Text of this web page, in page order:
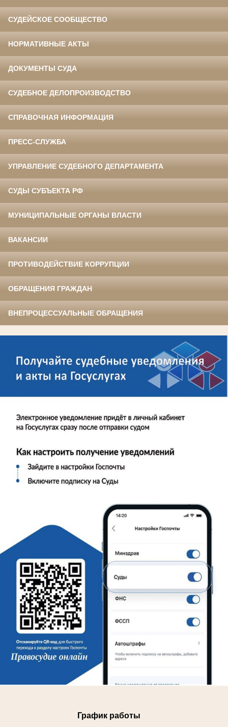
СУДЕЙСКОЕ СООБЩЕСТВО
НОРМАТИВНЫЕ АКТЫ
ДОКУМЕНТЫ СУДА
СУДЕБНОЕ ДЕЛОПРОИЗВОДСТВО
СПРАВОЧНАЯ ИНФОРМАЦИЯ
ПРЕСС-СЛУЖБА
УПРАВЛЕНИЕ СУДЕБНОГО ДЕПАРТАМЕНТА
СУДЫ СУБЪЕКТА РФ
МУНИЦИПАЛЬНЫЕ ОРГАНЫ ВЛАСТИ
ВАКАНСИИ
ПРОТИВОДЕЙСТВИЕ КОРРУПЦИИ
ОБРАЩЕНИЯ ГРАЖДАН
ВНЕПРОЦЕССУАЛЬНЫЕ ОБРАЩЕНИЯ
График работы